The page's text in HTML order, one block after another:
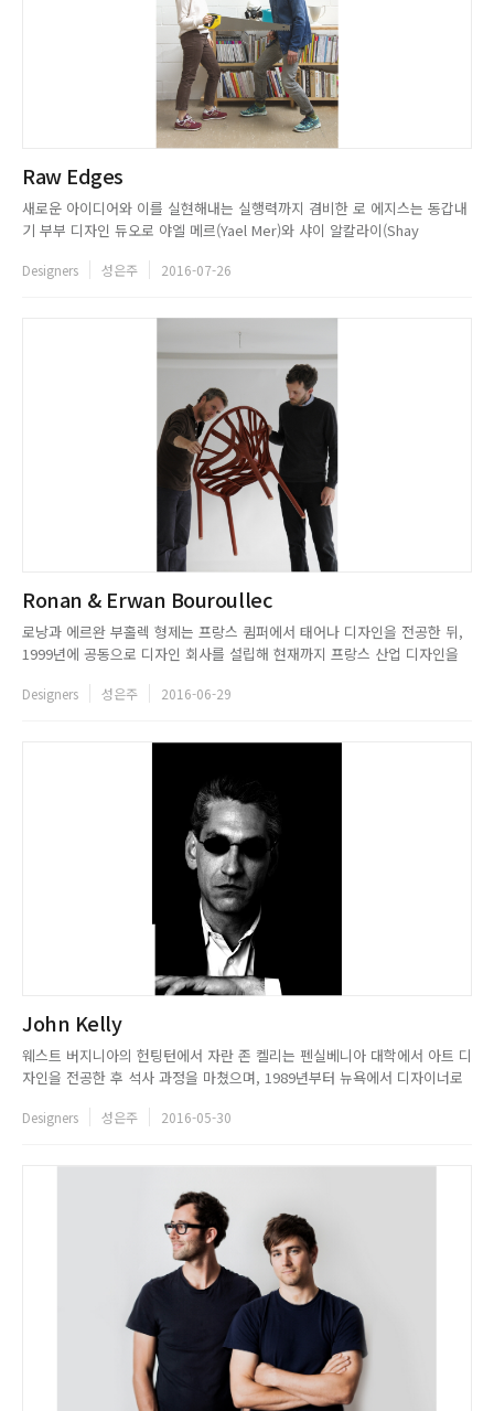
Raw Edges
새로운 아이디어와 이를 실현해내는 실행력까지 겸비한 로 에지스는 동갑내
기 부부 디자인 듀오로 야엘 메르(Yael Mer)와 샤이 알칼라이(Shay
튜디오를 연 이들은 기존 재료에 변형을 가해 전혀 새로운 결과를 가져오는
Designers 성은주 2016-07-26
Ronan & Erwan Bouroullec
로낭과 에르완 부홀렉 형제는 프랑스 큄퍼에서 태어나 디자인을 전공한 뒤,
1999년에 공동으로 디자인 회사를 설립해 현재까지 프랑스 산업 디자인을
탁월한 프랑스적 취향의 재해석으로 세계적인 관심을 받았는데, 당시 오랜
Designers 성은주 2016-06-29
John Kelly
웨스트 버지니아의 헌팅턴에서 자란 존 켈리는 펜실베니아 대학에서 아트 디
자인을 전공한 후 석사 과정을 마쳤으며, 1989년부터 뉴욕에서 디자이너로
의 감성이 고스란히 담긴 것으로 평가받아, 시크한 뉴요커의 대명사로 불리
Designers 성은주 2016-05-30